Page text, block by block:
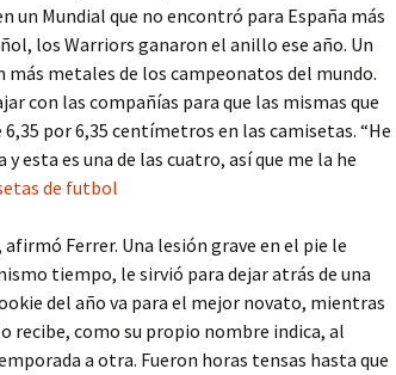
un Mundial que no encontró para España más
los Warriors ganaron el anillo ese año. Un
metales de los campeonatos del mundo.
con las compañías para que las mismas que
por 6,35 centímetros en las camisetas. “He
esta es una de las cuatro, así que me la he
de futbol
Ferrer. Una lesión grave en el pie le
tiempo, le sirvió para dejar atrás de una
del año va para el mejor novato, mientras
recibe, como su propio nombre indica, al
a otra. Fueron horas tensas hasta que